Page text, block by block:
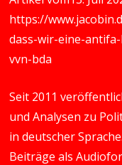
https://
dass-wir-eine-
vvn-bda
Seit 2011
und Analysen zu
in deutscher
Beiträge als